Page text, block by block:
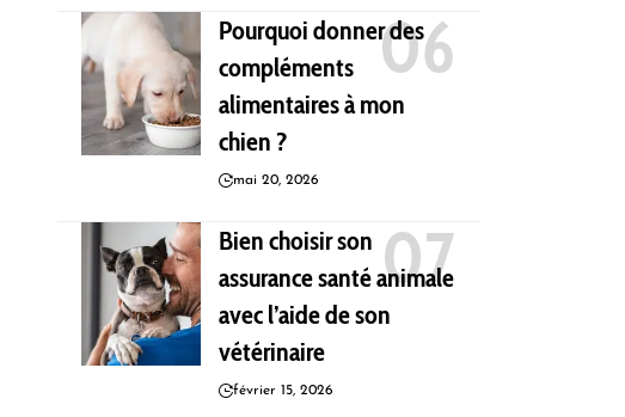
Pourquoi donner des
compléments
alimentaires à mon
chien ?
mai 20, 2026
Bien choisir son
assurance santé animale
avec l’aide de son
vétérinaire
février 15, 2026